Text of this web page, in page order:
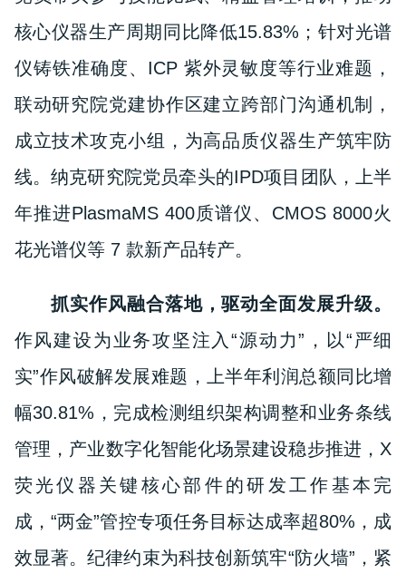
核心仪器生产周期同比降低15.83%；针对光谱
仪铸铁准确度、ICP 紫外灵敏度等行业难题，
联动研究院党建协作区建立跨部门沟通机制，
成立技术攻克小组， 为高品质仪器生产筑牢防
线。纳克研究院党员牵头的IPD项目团队，上半
年推进PlasmaMS 400质谱仪、CMOS 8000火
花光谱仪等 7 款新产品转产。
抓实作风融合落地，驱动全面发展升级。
作风建设为业务攻坚注入“源动力”，以“严细
实”作风破解发展难题，上半年利润总额同比增
幅30.81%，完成检测组织架构调整和业务条线
管理，产业数字化智能化场景建设稳步推进，X
荧光仪器关键核心部件的研发工作基本完
成，“两金”管控专项任务目标达成率超80%，成
效显著。纪律约束为科技创新筑牢“防火墙”，紧